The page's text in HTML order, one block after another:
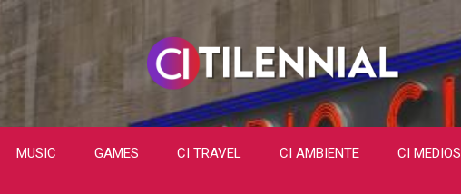
MUSIC GAMES CI TRAVEL CI AMBIENTE CI MEDIOS